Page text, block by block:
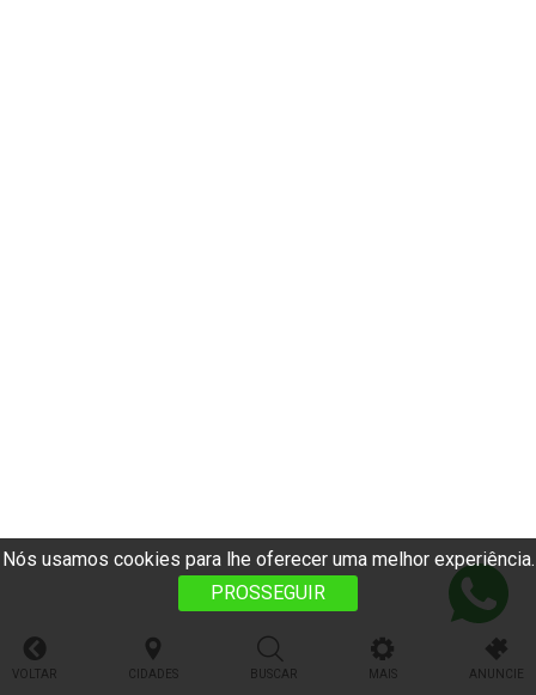
Nós usamos cookies para lhe oferecer uma melhor experiência.
PROSSEGUIR
VOLTAR CIDADES BUSCAR MAIS ANUNCIE